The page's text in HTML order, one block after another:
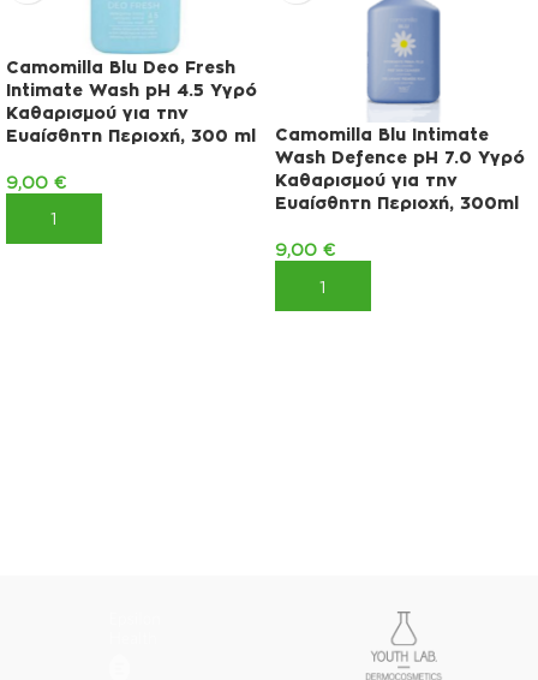
Camomilla Blu Deo Fresh
Intimate Wash pH 4.5 Υγρό
Καθαρισμού για την
Ευαίσθητη Περιοχή, 300 ml
9,00 €
ΠΡΟΣΘΉΚΗ ΣΤΟ ΚΑΛΆΘΙ
Camomilla Blu Intimate
Wash Defence pH 7.0 Υγρό
Καθαρισμού για την
Ευαίσθητη Περιοχή, 300ml
9,00 €
ΠΡΟΣΘΉΚΗ ΣΤΟ ΚΑΛΆΘΙ